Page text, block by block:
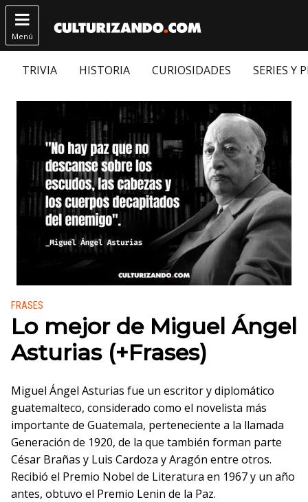

Menú
TRIVIA HISTORIA CURIOSIDADES SERIES Y
Publicado en:
FRASES
Lo mejor de Miguel Ángel
Asturias (+Frases)
Miguel Ángel Asturias fue un escritor y diplomático
guatemalteco, considerado como el novelista más
importante de Guatemala, perteneciente a la llamada
Generación de 1920, de la que también forman parte
César Brañas y Luis Cardoza y Aragón entre otros.
Recibió el Premio Nobel de Literatura en 1967 y un año
antes, obtuvo el Premio Lenin de la Paz.